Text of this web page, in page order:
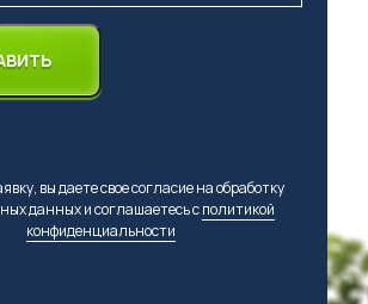
вы даете свое согласие на обработку
данных и соглашаетесь сполитикой
конфиденциальности